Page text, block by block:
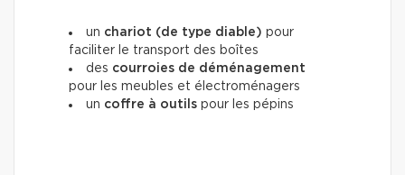
un chariot (de type diable) pour
faciliter le transport des boîtes
des courroies de déménagement
pour les meubles et électroménagers
un coffre à outils pour les pépins